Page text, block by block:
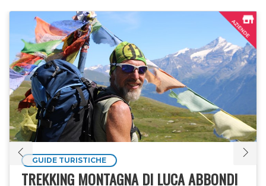
12:15 – 14:15 : Arrivo
14:00 – 17:00: Bivacco al Col du Mont Cenis (aperto
al pubblico). Discesa dal Col du Mont Cenis verso
Lanslevillard
14:00 – 18:00: Villaggio VVF La Grande Odyssée in
Val Cenis Lanslevillard.
17:20 – 17:45: Arrivo a Val Cenis Lanslevillard e
cerimonia di premiazione
GUIDE TURISTICHE
TREKKING MONTAGNA DI LUCA ABBONDI